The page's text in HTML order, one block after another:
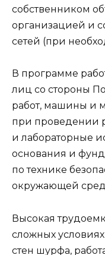
собственником
организацией и
сетей (при
В программе
лиц со стороны
работ, машины и
при проведении
и лабораторные
основания и
по технике
окружающей
Высокая
сложных
стен шурфа,